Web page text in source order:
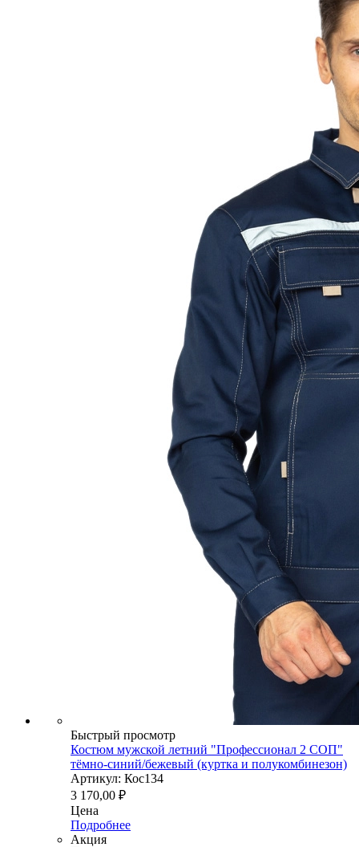
Быстрый просмотр
Костюм мужской летний "Профессионал 2 СОП"
тёмно-синий/бежевый (куртка и полукомбинезон)
Артикул: Кос134
3 170,00 ₽
Цена
Подробнее
Акция